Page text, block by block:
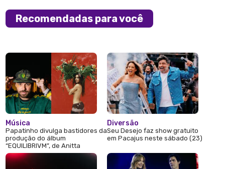
Recomendadas para você
Música
Papatinho divulga bastidores da
produção do álbum
“EQUILIBRIVM”, de Anitta
Diversão
Seu Desejo faz show gratuito
em Pacajus neste sábado (23)